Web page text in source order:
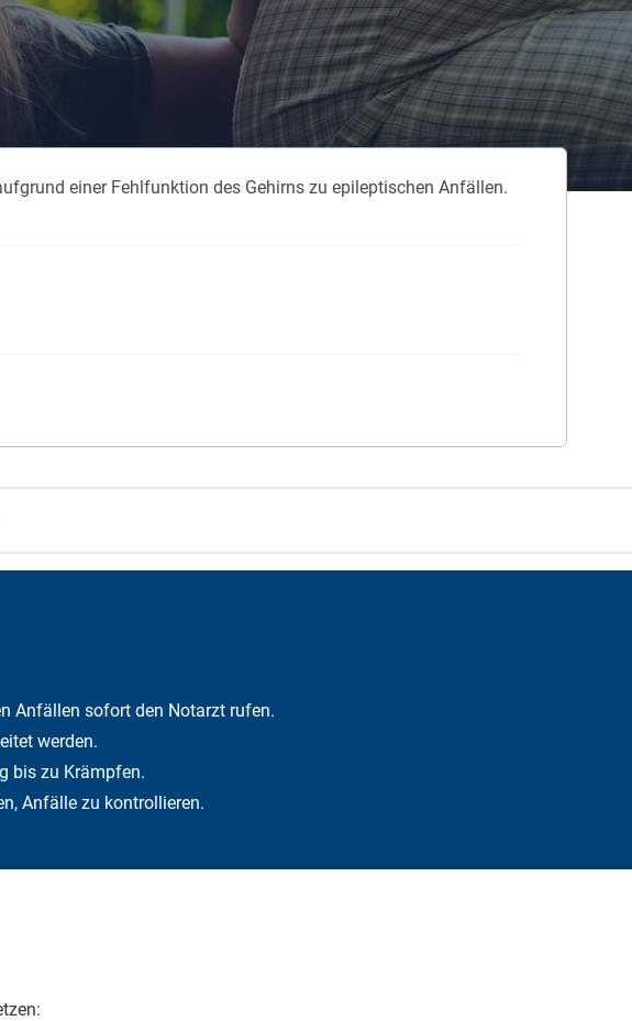
Das neue Elterngeld
Das Zuhause absichern
Ausfalldeckung in der Haftpflicht
Kurzschluss und Überspannung
einer Fehlfunktion des Gehirns zu epileptischen Anfällen.
Anfällen sofort den Notarzt rufen.
werden.
bis zu Krämpfen.
Anfälle zu kontrollieren.